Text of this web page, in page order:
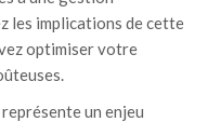
les implications de cette
optimiser votre
représente un enjeu